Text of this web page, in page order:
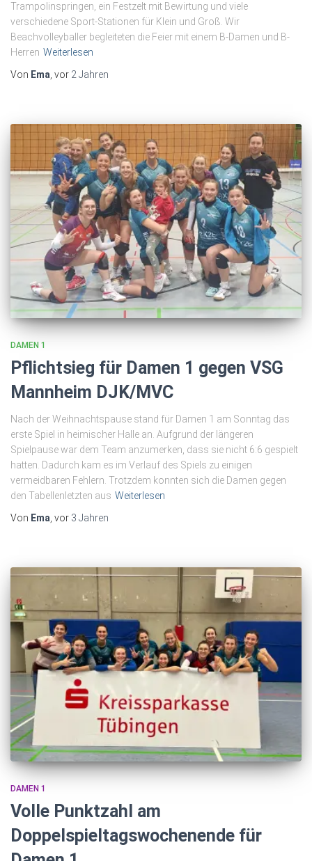
Trampolinspringen, ein Festzelt mit Bewirtung und viele
verschiedene Sport-Stationen für Klein und Groß. Wir
Beachvolleyballer begleiteten die Feier mit einem B-Damen und B-
Herren Weiterlesen
Von Ema, vor 2 Jahren
DAMEN 1
Pflichtsieg für Damen 1 gegen VSG
Mannheim DJK/MVC
Nach der Weihnachtspause stand für Damen 1 am Sonntag das
erste Spiel in heimischer Halle an. Aufgrund der längeren
Spielpause war dem Team anzumerken, dass sie nicht 6:6 gespielt
hatten. Dadurch kam es im Verlauf des Spiels zu einigen
vermeidbaren Fehlern. Trotzdem konnten sich die Damen gegen
den Tabellenletzten aus Weiterlesen
Von Ema , vor 3 Jahren
DAMEN 1
Volle Punktzahl am
Doppelspieltagswochenende für